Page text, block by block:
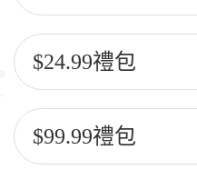
$24.99禮包
$99.99禮包